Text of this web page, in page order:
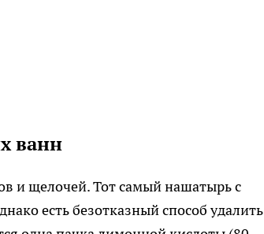
ванн
и щелочей. Тот самый нашатырь с
есть безотказный способ удалить